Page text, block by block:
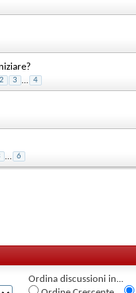
2 3 ... 4
... 6
Ordina discussioni in...